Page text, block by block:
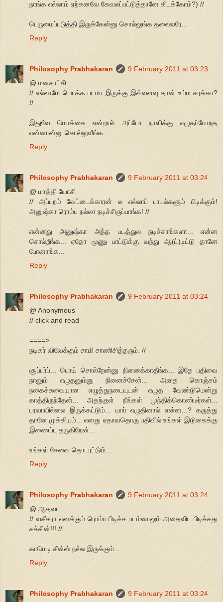
நாங்க எல்லாம் ஏற்கனவே கேவலப்பட்டுத்தானே கிடக்கோம்?) //
பெருமைப்படுத்தி இருக்கேன்னு சொல்லுங்க தலைவரே...
Reply
Philosophy Prabhakaran
9 February 2011 at 03:23
@ மனசாட்சி
// எல்லாமே மொக்க படமா இருக்கு இவ்வளவு தான் உம்ம சரக்கா?
//
இதுவே மொக்கை என்றால் அப்போ நாளிக்கு எழுதப்போறத
என்னான்னு சொல்லுவீங்க...
Reply
Philosophy Prabhakaran
9 February 2011 at 03:24
@ மாத்தி யோசி
// அப்புறம் வேட்டைக்காரன் ல எல்லாப் பாடல்களும் பிடிக்கும்!
அனுஷ்கா ரொம்ப நல்லா நடிச்சிருப்பாங்க! //
என்னது அனுஷ்கா அந்த படத்துல நடிச்சாங்களா... என்ன
சொல்றீங்க... ஏதோ மூணு பாட்டுக்கு வந்து ஆ(ட்)டிட்டு தானே
போனாங்க...
Reply
Philosophy Prabhakaran
9 February 2011 at 03:24
@ Anonymous
// click and read
====>
நடிகர் விவேக்கும் சாமி சாணிசித்தரும். //
சூப்பர்ப்... பொய் சொல்றேன்னு நினைக்காதீங்க... இதே பதிவை
நானும் எழுதனும்னு நினைச்சேன்... அதை கொஞ்சம்
நகைச்சுவையான எழுத்துநடையுடன் எழுத வேண்டுமென்று
காத்திருந்தேன்... அதற்குள் நீங்கள் முந்திக்கொண்டீர்கள்...
பரவாயில்லை இருக்கட்டும்... யார் எழுதினால் என்ன...? கருத்து
தானே முக்கியம்... எனது ஏதாவதொரு பதிவில் உங்கள் இடுகைக்கு
இணைப்பு தருகிறேன்...
உங்கள் சேவை தொடரட்டும்...
Reply
Philosophy Prabhakaran
9 February 2011 at 03:24
@ ஆதவா
// வசீகரா எனக்கும் ரொம்ப பிடிச்ச படம்னாலும் அதைவிட பிடிச்சது
சச்சின்!!! //
காமெடி சீன்ஸ் நல்ல இருக்கும்...
Reply
Philosophy Prabhakaran 9 February 2011 at 03:24